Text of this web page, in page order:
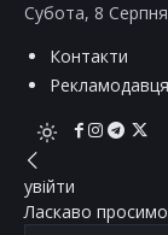
Субота, 8
Контакти
увійти
Ласкаво просимо!